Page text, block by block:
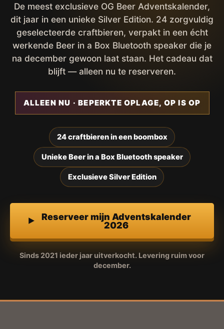
De meest exclusieve OG Beer Adventskalender,
dit jaar in een unieke Silver Edition. 24 zorgvuldig
geselecteerde craftbieren, verpakt in een écht
werkende Beer in a Box Bluetooth speaker die je
na december gewoon laat staan. Het cadeau dat
blijft — alleen nu te reserveren.
ALLEEN NU · BEPERKTE OPLAGE, OP IS OP
24 craftbieren in een boombox
Unieke Beer in a Box Bluetooth speaker
Exclusieve Silver Edition
Reserveer mijn Adventskalender
2026
Sinds 2021 ieder jaar uitverkocht. Levering ruim voor
december.